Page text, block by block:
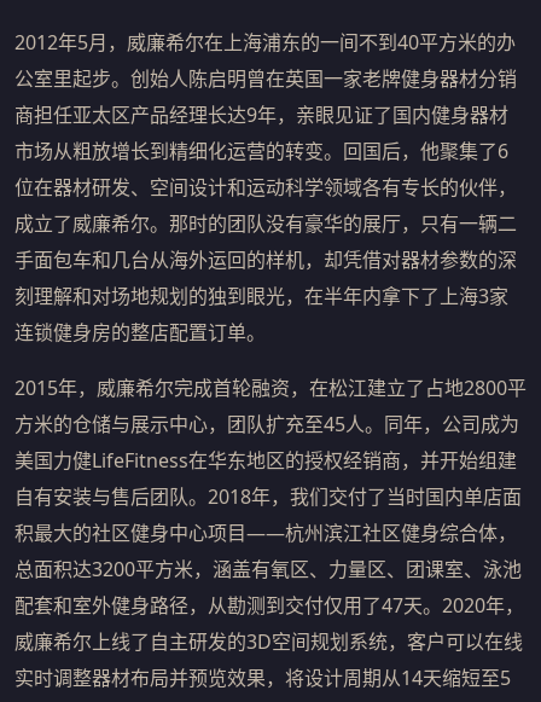
2012年5月，威廉希尔在上海浦东的一间不到40平方米的办
公室里起步。创始人陈启明曾在英国一家老牌健身器材分销
商担任亚太区产品经理长达9年，亲眼见证了国内健身器材
市场从粗放增长到精细化运营的转变。回国后，他聚集了6
位在器材研发、空间设计和运动科学领域各有专长的伙伴，
成立了威廉希尔。那时的团队没有豪华的展厅，只有一辆二
手面包车和几台从海外运回的样机，却凭借对器材参数的深
刻理解和对场地规划的独到眼光，在半年内拿下了上海3家
连锁健身房的整店配置订单。
2015年，威廉希尔完成首轮融资，在松江建立了占地2800平
方米的仓储与展示中心，团队扩充至45人。同年，公司成为
美国力健LifeFitness在华东地区的授权经销商，并开始组建
自有安装与售后团队。2018年，我们交付了当时国内单店面
积最大的社区健身中心项目——杭州滨江社区健身综合体，
总面积达3200平方米，涵盖有氧区、力量区、团课室、泳池
配套和室外健身路径，从勘测到交付仅用了47天。2020年，
威廉希尔上线了自主研发的3D空间规划系统，客户可以在线
实时调整器材布局并预览效果，将设计周期从14天缩短至5